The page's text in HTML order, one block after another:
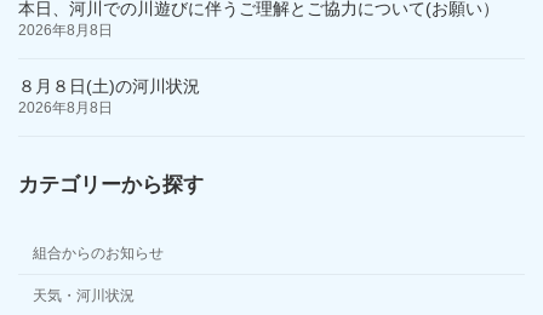
本日、河川での川遊びに伴うご理解とご協力について(お願い）
2026年8月8日
８月８日(土)の河川状況
2026年8月8日
カテゴリーから探す
組合からのお知らせ
天気・河川状況